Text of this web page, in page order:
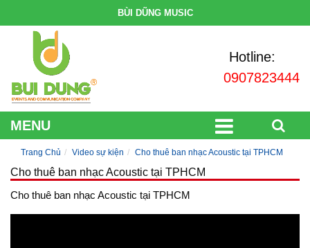
BÙI DŨNG MUSIC
Hotline:
0907823444
MENU
Trang Chủ Video sự kiện Cho thuê ban nhạc Acoustic tại TPHCM
Cho thuê ban nhạc Acoustic tại TPHCM
Cho thuê ban nhạc Acoustic tại TPHCM